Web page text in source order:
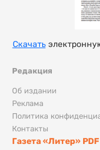
Редакция
Об издании
Реклама
Политика
Контакты
Газета «Литер» PDF
Скачать